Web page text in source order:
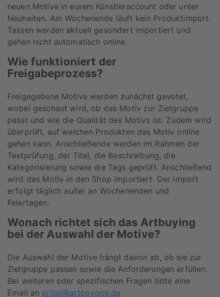
neuen Motive in eurem Künstleraccount oder unter
Neuheiten. Am Wochenende läuft kein Produktimport.
Tassen werden aktuell gesondert importiert und
gehen nicht automatisch online.
Wie funktioniert der
Freigabeprozess?
Freigegebene Motive werden zunächst gevotet,
wobei geschaut wird, ob das Motiv zur Zielgruppe
passt und wie die Qualität des Motivs ist. Zudem wird
überprüft, auf welchen Produkten das Motiv online
gehen kann. Anschließende werden im Rahmen der
Textprüfung, der Titel, die Beschreibung, die
Kategorisierung sowie die Tags geprüft. Anschließend
wird das Motiv in den Shop importiert. Der Import
erfolgt täglich außer an Wochenenden und
Feiertagen.
Wonach richtet sich das Artbuying
bei der Auswahl der Motive?
Die Auswahl der Motive hängt davon ab, ob sie zur
Zielgruppe passen sowie die Anforderungen erfüllen.
Bei weiteren oder spezifischen Fragen bitte eine
Email an artist@artboxone.de